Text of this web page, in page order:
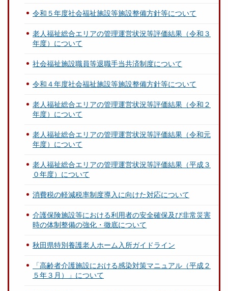
令和５年度社会福祉施設等施設整備方針等について
老人福祉総合エリアの管理運営状況等評価結果（令和３
年度）について
社会福祉施設職員等退職手当共済制度について
令和４年度社会福祉施設等施設整備方針等について
老人福祉総合エリアの管理運営状況等評価結果（令和２
年度）について
老人福祉総合エリアの管理運営状況等評価結果（令和元
年度）について
老人福祉総合エリアの管理運営状況等評価結果（平成３
０年度）について
消費税の軽減税率制度導入に向けた対応について
介護保険施設等における利用者の安全確保及び非常災害
時の体制整備の強化・徹底について
秋田県特別養護老人ホーム入所ガイドライン
「高齢者介護施設における感染対策マニュアル（平成２
５年３月）」について